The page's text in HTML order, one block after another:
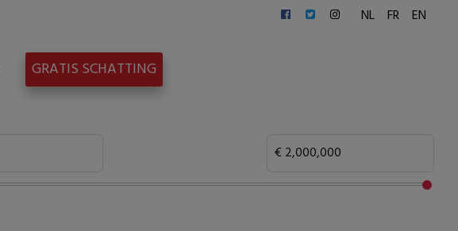
NL FR EN
GRATIS SCHATTING